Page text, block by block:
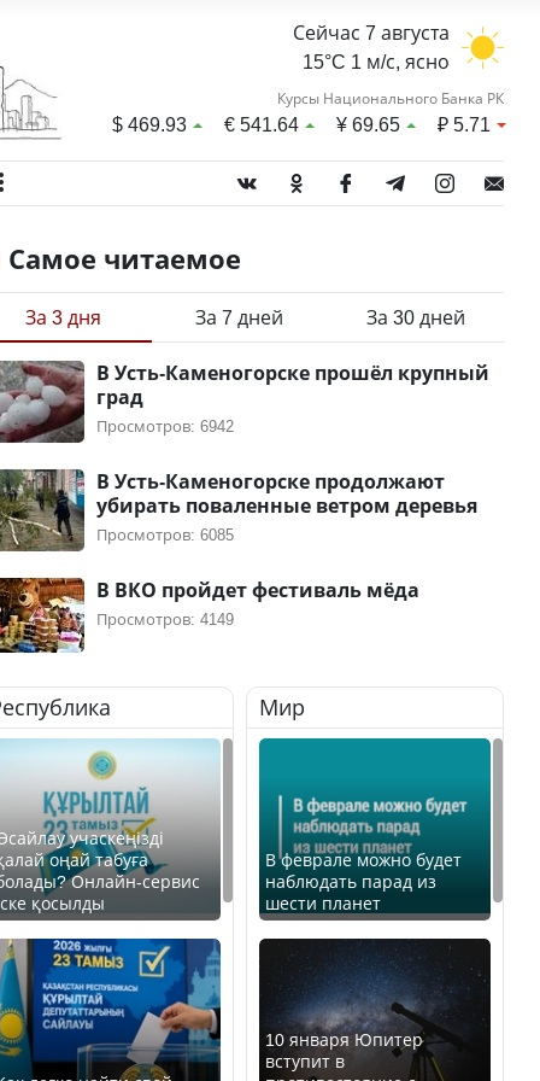
Сейчас 7 августа
15°C 1 м/с, ясно
Курсы Национального Банка РК
$469.93 €541.64 ¥69.65 ₽5.71
Самое читаемое
За 3 дня За 7 дней За 30 дней
В Усть-Каменогорске прошёл крупный
град
Просмотров: 6942
В Усть-Каменогорске продолжают
убирать поваленные ветром деревья
Просмотров: 6085
В ВКО пройдет фестиваль мёда
Просмотров: 4149
учаскеңізді
оңай табуға
Онлайн-сервис
қосылды
Мир
В феврале можно будет
наблюдать парад из
шести планет
10 января Юпитер
вступит в